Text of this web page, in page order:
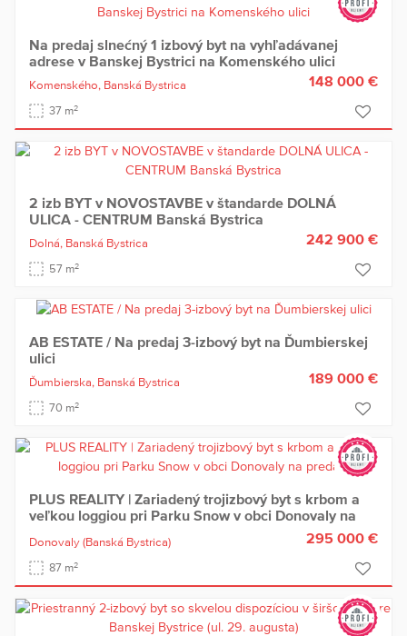
Na predaj slnećný 1 izbový byt na vyhľadávanej
adrese v Banskej Bystrici na Komenského ulici
Komenského, Banská Bystrica
37 m2
148 000 €
2 izb BYT v NOVOSTAVBE v štandarde DOLNÁ
ULICA - CENTRUM Banská Bystrica
Dolná, Banská Bystrica
57 m2
242 900 €
AB ESTATE / Na predaj 3-izbový byt na Ďumbierskej
ulici
Ďumbierska, Banská Bystrica
70 m2
189 000 €
PLUS REALITY | Zariadený trojizbový byt s krbom a
veľkou loggiou pri Parku Snow v obci Donovaly na
Donovaly (Banská Bystrica)
87 m2
295 000 €